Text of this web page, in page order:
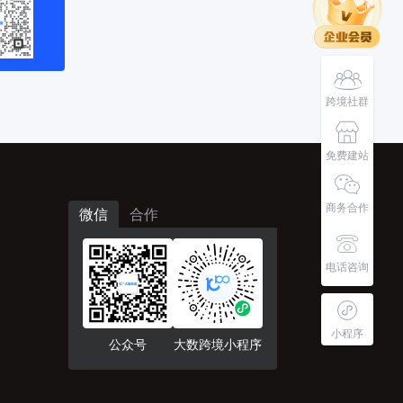
跨境社群
免费建站
商务合作
电话咨询
小程序
微信 合作
公众号 大数跨境小程序